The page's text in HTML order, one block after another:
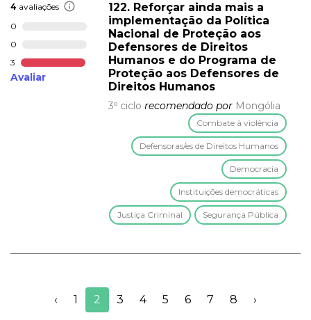
4 avaliações
0
0
3
Avaliar
122. Reforçar ainda mais a
implementação da Política
Nacional de Proteção aos
Defensores de Direitos
Humanos e do Programa de
Proteção aos Defensores de
Direitos Humanos
3º ciclo recomendado por Mongólia
Combate à violência
Defensoras/es de Direitos Humanos
Democracia
Instituições democráticas
Justiça Criminal Segurança Pública
‹ 1 2 3 4 5 6 7 8 ›